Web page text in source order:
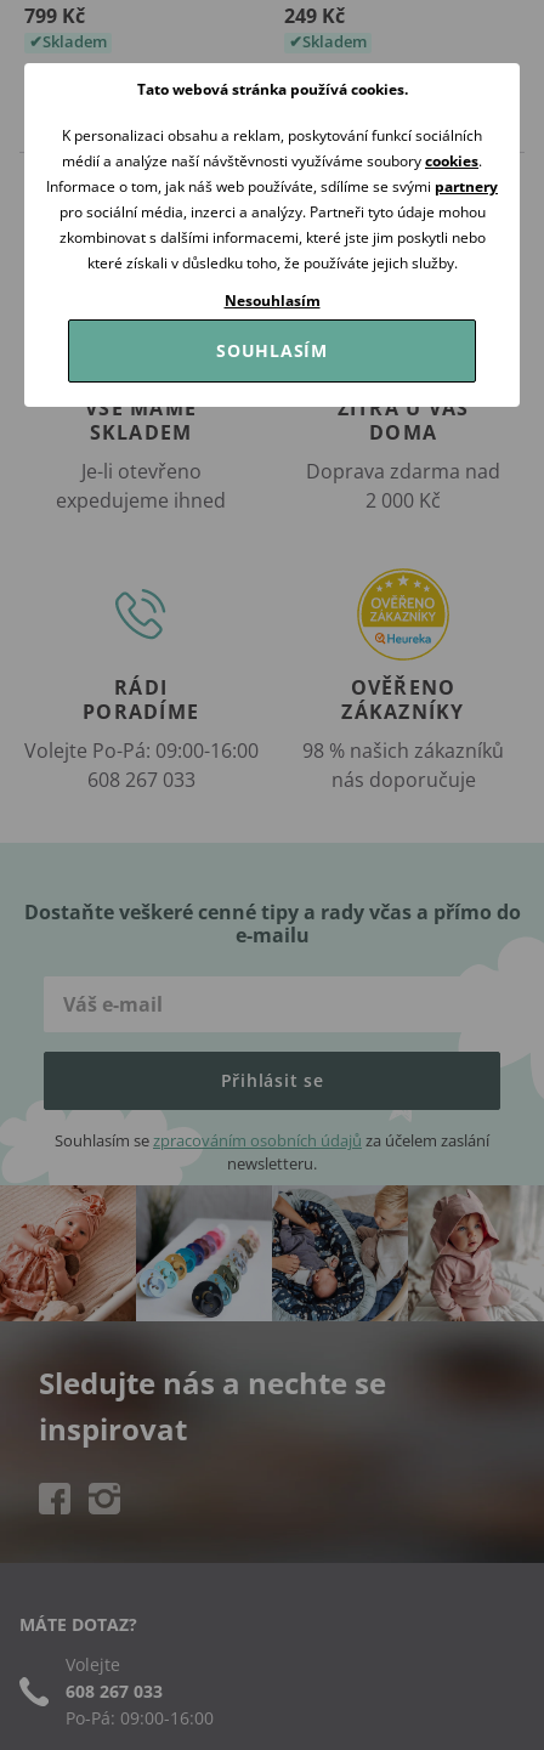
799 Kč
Skladem
249 Kč
Skladem
Koupit
VŠE MÁME
SKLADEM
Je-li otevřeno
expedujeme ihned
ZÍTRA U VÁS
DOMA
Doprava zdarma nad
2 000 Kč
RÁDI
PORADÍME
Volejte Po-Pá: 09:00-16:00
608 267 033
OVĚŘENO
ZÁKAZNÍKY
98 % našich zákazníků
nás doporučuje
Dostaňte veškeré cenné tipy a rady včas a přímo do
e-mailu
Přihlásit se
Souhlasím se zpracováním osobních údajů za účelem zaslání
newsletteru.
Sledujte nás a nechte se
inspirovat
MÁTE DOTAZ?
Volejte
608 267 033
Po-Pá: 09:00-16:00
Tato webová stránka používá cookies.
K personalizaci obsahu a reklam, poskytování funkcí sociálních
médií a analýze naší návštěvnosti využíváme souborycookies.
Informace o tom, jak náš web používáte, sdílíme se svými partnery
pro sociální média, inzerci a analýzy. Partneři tyto údaje mohou
zkombinovat s dalšími informacemi, které jste jim poskytli nebo
které získali v důsledku toho, že používáte jejich služby.
Nesouhlasím
SOUHLASÍM